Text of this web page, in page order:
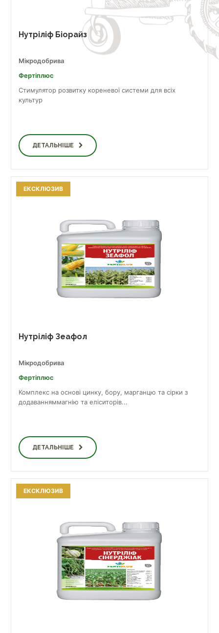
Нутріліф Біорайз
Мікродобрива
Фертіплюс
Стимулятор розвитку кореневої системи для всіх
культур
ДЕТАЛЬНІШЕ
Нутріліф Зеафол
Мікродобрива
Фертіплюс
Комплекс на основі цинку, бору, марганцю та сірки з
додаванняммагнію та еліситорів...
ДЕТАЛЬНІШЕ
ЕКСКЛЮЗИВ
ЕКСКЛЮЗИВ